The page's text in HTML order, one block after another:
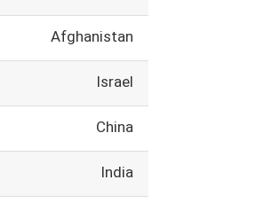
Afghanistan
Israel
China
India